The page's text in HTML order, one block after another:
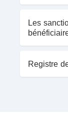
Les
Registre